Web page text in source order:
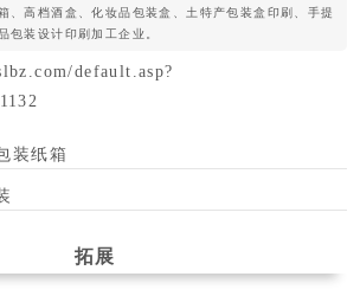
、高档酒盒、化妆品包装盒、土特产包装盒印刷、手提
包装设计印刷加工企业。
default.asp?
装纸箱
拓展